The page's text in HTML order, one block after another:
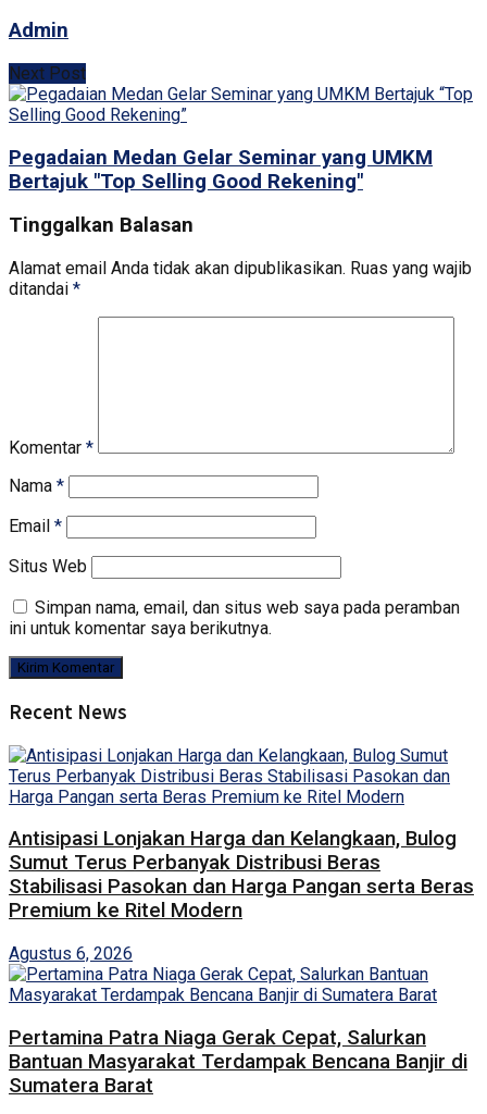
Admin
Next Post
Pegadaian Medan Gelar Seminar yang UMKM
Bertajuk "Top Selling Good Rekening"
Tinggalkan Balasan
Alamat email Anda tidak akan dipublikasikan. Ruas yang wajib
ditandai *
Komentar *
Nama *
Email *
Situs Web
Simpan nama, email, dan situs web saya pada peramban
ini untuk komentar saya berikutnya.
Recent News
Antisipasi Lonjakan Harga dan Kelangkaan, Bulog
Sumut Terus Perbanyak Distribusi Beras
Stabilisasi Pasokan dan Harga Pangan serta Beras
Premium ke Ritel Modern
Agustus 6, 2026
Pertamina Patra Niaga Gerak Cepat, Salurkan
Bantuan Masyarakat Terdampak Bencana Banjir di
Sumatera Barat